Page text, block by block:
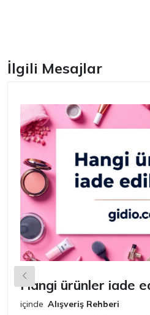
İlgili Mesajlar
Hangi ürünler iade
içinde Alışveriş Rehberi